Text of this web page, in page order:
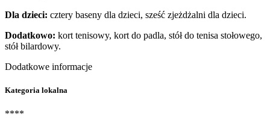
Dla dzieci: cztery baseny dla dzieci, sześć zjeżdżalni dla dzieci.
Dodatkowo: kort tenisowy, kort do padla, stół do tenisa stołowego,
stół bilardowy.
Dodatkowe informacje
Kategoria lokalna
****